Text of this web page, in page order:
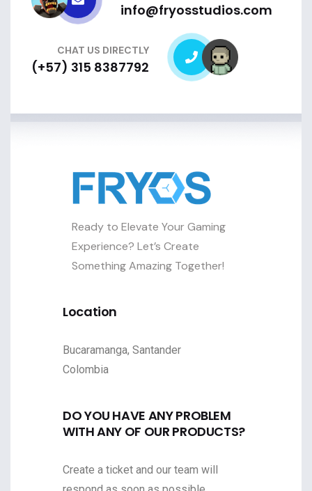
info@fryosstudios.com
CHAT US DIRECTLY
(+57) 315 8387792
Ready to Elevate Your Gaming
Experience? Let’s Create
Something Amazing Together!
Location
Bucaramanga, Santander
Colombia
DO YOU HAVE ANY PROBLEM
WITH ANY OF OUR PRODUCTS?
Create a ticket and our team will